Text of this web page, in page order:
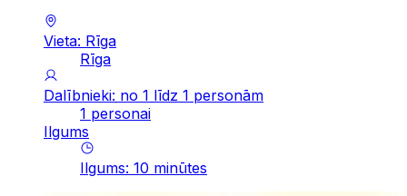
Vieta: Rīga
Rīga
Dalībnieki: no 1 līdz 1 personām
1 personai
Ilgums
Ilgums: 10 minūtes